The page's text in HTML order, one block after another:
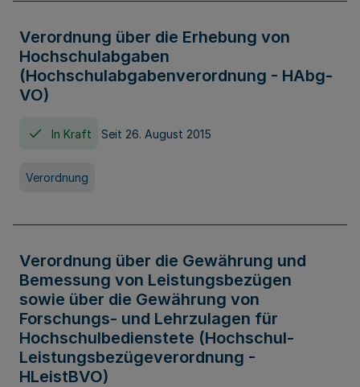
Verordnung über die Erhebung von
Hochschulabgaben
(Hochschulabgabenverordnung - HAbg-
VO)
In Kraft Seit 26. August 2015
Verordnung
Verordnung über die Gewährung und
Bemessung von Leistungsbezügen
sowie über die Gewährung von
Forschungs- und Lehrzulagen für
Hochschulbedienstete (Hochschul-
Leistungsbezügeverordnung -
HLeistBVO)